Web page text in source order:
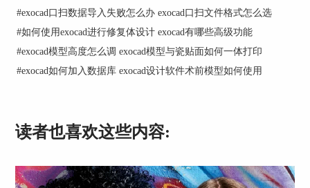
二、exocad咬合架调咬合法
的工具，它能够帮助我们准确地测量和调整咬合空
咬合空间是决定修复体设计的关键因素之一，而咬
#exocad口扫数据导入失败怎么办 exocad口扫文件格式怎么选
#如何使用exocad进行修复体设计 exocad有哪些高级功能
#exocad模型高度怎么调 exocad模型与瓷贴面如何一体打印
#exocad如何加入数据库 exocad设计软件术前模型如何使用
读者也喜欢这些内容: